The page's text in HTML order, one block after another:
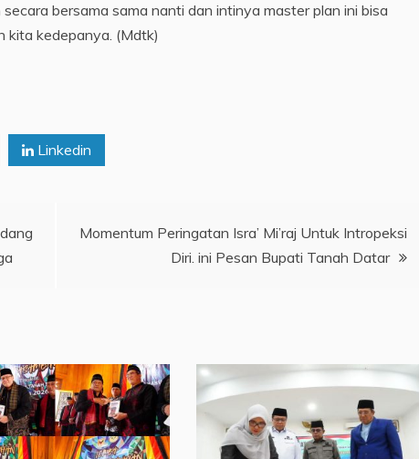
bersama sama nanti dan intinya master plan ini bisa
kita kedepanya. (Mdtk)
Linkedin
Momentum Peringatan Isra’ Mi’raj Untuk Intropeksi
Diri. ini Pesan Bupati Tanah Datar